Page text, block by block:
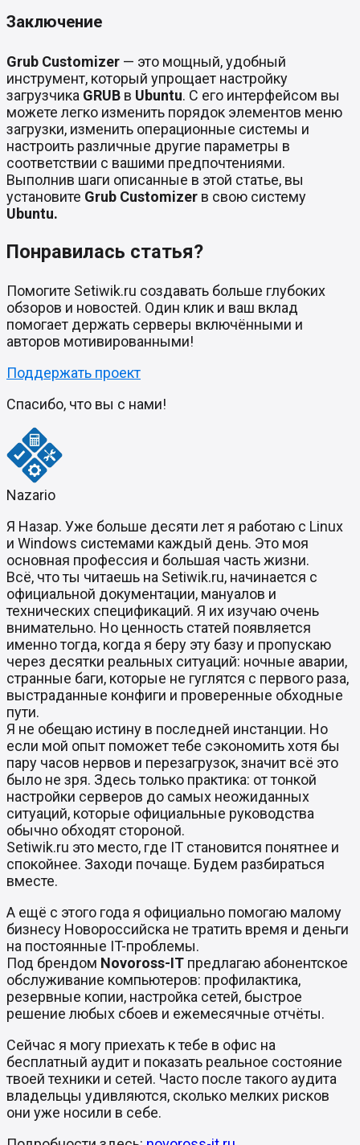
Заключение
Grub Customizer — это мощный, удобный
инструмент, который упрощает настройку
загрузчика GRUB в Ubuntu. С его интерфейсом вы
можете легко изменить порядок элементов меню
загрузки, изменить операционные системы и
настроить различные другие параметры в
соответствии с вашими предпочтениями.
Выполнив шаги описанные в этой статье, вы
установите Grub Customizer в свою систему
Ubuntu.
Понравилась статья?
Помогите Setiwik.ru создавать больше глубоких
обзоров и новостей. Один клик и ваш вклад
помогает держать серверы включёнными и
авторов мотивированными!
Поддержать проект
Спасибо, что вы с нами!
Nazario
Я Назар. Уже больше десяти лет я работаю с Linux
и Windows системами каждый день. Это моя
основная профессия и большая часть жизни.
Всё, что ты читаешь на Setiwik.ru, начинается с
официальной документации, мануалов и
технических спецификаций. Я их изучаю очень
внимательно. Но ценность статей появляется
именно тогда, когда я беру эту базу и пропускаю
через десятки реальных ситуаций: ночные аварии,
странные баги, которые не гуглятся с первого раза,
выстраданные конфиги и проверенные обходные
пути.
Я не обещаю истину в последней инстанции. Но
если мой опыт поможет тебе сэкономить хотя бы
пару часов нервов и перезагрузок, значит всё это
было не зря. Здесь только практика: от тонкой
настройки серверов до самых неожиданных
ситуаций, которые официальные руководства
обычно обходят стороной.
Setiwik.ru это место, где IT становится понятнее и
спокойнее. Заходи почаще. Будем разбираться
вместе.
А ещё с этого года я официально помогаю малому
бизнесу Новороссийска не тратить время и деньги
на постоянные IT-проблемы.
Под брендом Novoross-IT предлагаю абонентское
обслуживание компьютеров: профилактика,
резервные копии, настройка сетей, быстрое
решение любых сбоев и ежемесячные отчёты.
Сейчас я могу приехать к тебе в офис на
бесплатный аудит и показать реальное состояние
твоей техники и сетей. Часто после такого аудита
владельцы удивляются, сколько мелких рисков
они уже носили в себе.